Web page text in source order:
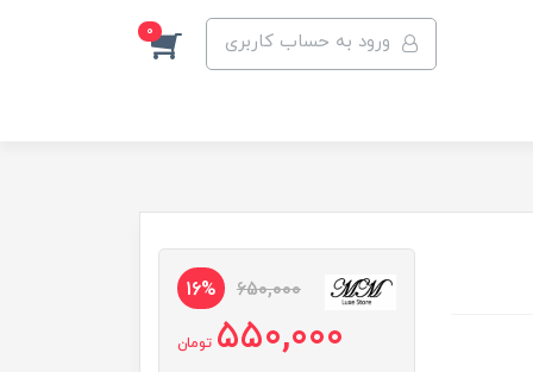
ورود به حساب کاربری 0
650,000
16%
550,000 تومان